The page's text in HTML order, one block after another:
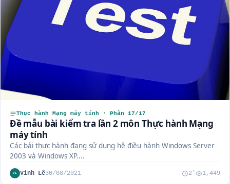
Thực hành Mạng máy tính · Phần 17/17
Đề mẫu bài kiểm tra lần 2 môn Thực hành Mạng
máy tính
Các bài thực hành đang sử dụng hệ điều hành Windows Server
2003 và Windows XP....
VL Vinh Lê30/08/2021 2' 1,449